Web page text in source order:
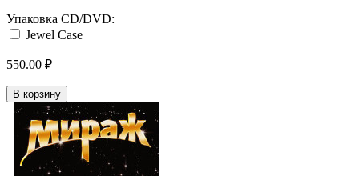
Упаковка CD/DVD:
Jewel Case
550.00 ₽
В корзину